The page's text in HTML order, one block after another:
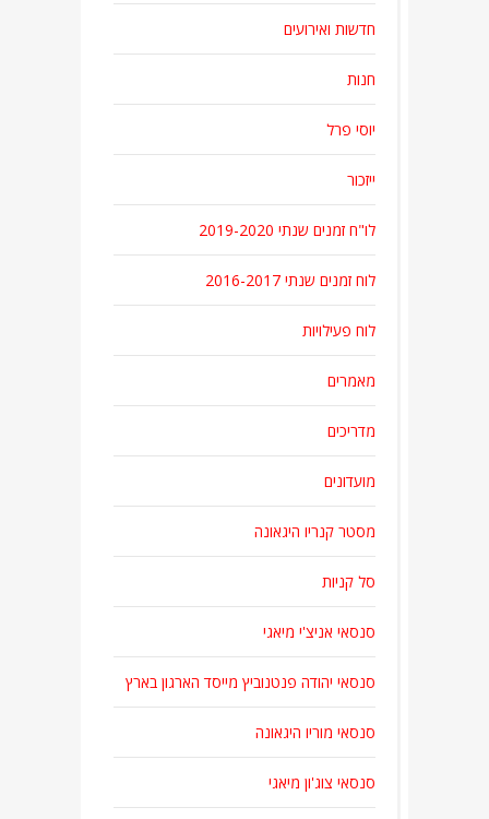
חדשות ואירועים
חנות
יוסי פרל
ייזכור
לו"ח זמנים שנתי 2019-2020
לוח זמנים שנתי 2016-2017
לוח פעילויות
מאמרים
מדריכים
מועדונים
מסטר קנריו היגאונה
סל קניות
סנסאי אניצ'י מיאגי
סנסאי יהודה פנטנוביץ מייסד הארגון בארץ
סנסאי מוריו היגאונה
סנסאי צוג'ון מיאגי